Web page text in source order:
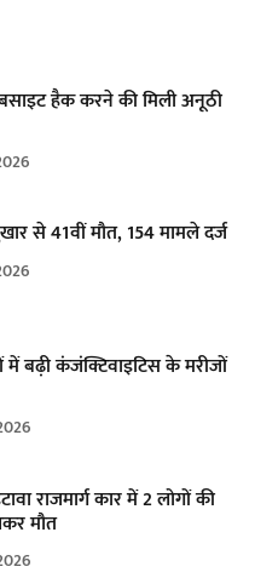
हैक करने की मिली अनूठी
से 41वीं मौत, 154 मामले दर्ज
में बढ़ी कंजंक्टिवाइटिस के मरीजों
राजमार्ग कार में 2 लोगों की
मौत